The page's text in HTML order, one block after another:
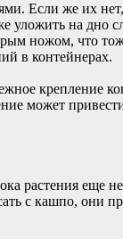
Если же их
на дно
ножом, что
в контейнерах.
крепление
может
растения еще
с кашпо, они